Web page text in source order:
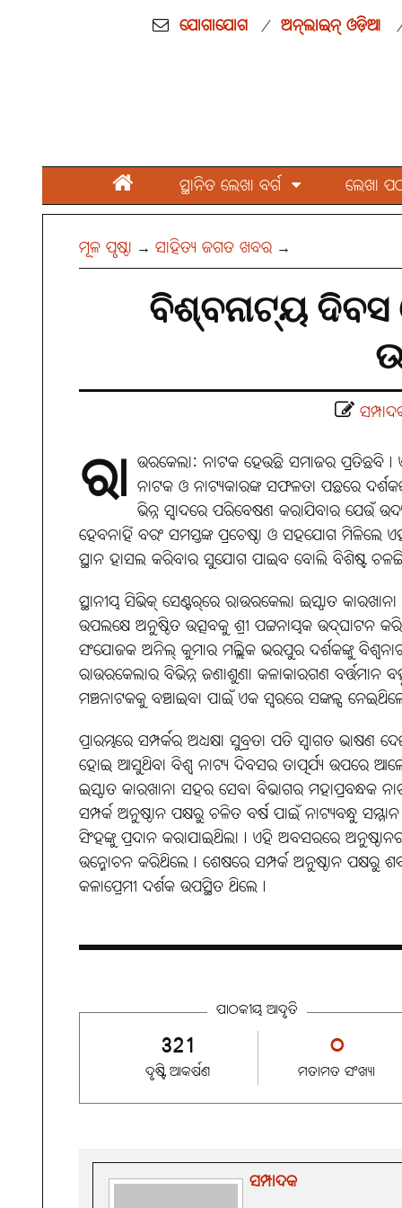
ଯୋଗାଯୋଗ / ଅନ୍‌ଲାଇନ୍ ଓଡ଼ିଆ
ସ୍ଥାନିତ ଲେଖା ବର୍ଗ ଲେଖା
ମୂଳ ପୃଷ୍ଠା → ସାହିତ୍ୟ ଜଗତ ଖବର →
ବିଶ୍ବନାଟ୍ୟ
ରା ଉରକେଲା: ନାଟକ ହେଉଛି ସମାଜର
ନାଟକ ଓ ନାଟ୍ୟକାରଙ୍କ ସଫଳତା ପଛରେ
ଭିନ୍ନ ସ୍ବାଦରେ ପରିବେଷଣ କରାଯିବାର ଯେଉଁ
ହେବନାହିଁ ବରଂ ସମସ୍ତଙ୍କ ପ୍ରଚେଷ୍ଠା ଓ ସହଯୋଗ ମିଳିଲେ
ସ୍ଥାନ ହାସଲ କରିବାର ସୁଯୋଗ ପାଇବ ବୋଲି ବିଶିଷ୍ଟ
ସ୍ଥାନୀୟ ସିଭିକ୍ ସେଣ୍ଟର୍‌ରେ ରାଉରକେଲା ଇସ୍ପାତ
ଉପଲକ୍ଷେ ଅନୁଷ୍ଠିତ ଉତ୍ସବକୁ ଶ୍ରୀ ପଟ୍ଟନାୟକ
ସଂଯୋଜକ ଅନିଲ୍ କୁମାର ମଲ୍ଲିକ ଭରପୁର ଦର୍ଶକଙ୍କୁ
ରାଉରକେଲାର ବିଭିନ୍ନ ଜଣାଶୁଣା କଳାକାରଗଣ ବର୍ତ୍ତମାନ
ମଞ୍ଚନାଟକକୁ ବଞ୍ଚାଇବା ପାଇଁ ଏକ ସ୍ବରରେ ସଙ୍କଳ୍ପ
ପ୍ରାରମ୍ଭରେ ସମ୍ପର୍କର ଅଧ୍ୟକ୍ଷା ସୁବ୍ରତା ପତି ସ୍ବାଗତ ଭାଷଣ
ହୋଇ ଆସୁଥିବା ବିଶ୍ବ ନାଟ୍ୟ ଦିବସର ତାତ୍ପର୍ଯ୍ୟ ଉପରେ
ଇସ୍ପାତ କାରଖାନା ସହର ସେବା ବିଭାଗର
ସମ୍ପର୍କ ଅନୁଷ୍ଠାନ ପକ୍ଷରୁ ଚଳିତ ବର୍ଷ ପାଇଁ ନାଟ୍ୟବନ୍ଧୁ
ସିଂହଙ୍କୁ ପ୍ରଦାନ କରାଯାଇଥିଲା୤ ଏହି ଅବସରରେ
ଉନ୍ମୋଚନ କରିଥିଲେ୤ ଶେଷରେ ସମ୍ପର୍କ ଅନୁଷ୍ଠାନ
କଳାପ୍ରେମୀ ଦର୍ଶକ ଉପସ୍ଥିତ ଥିଲେ୤
ପାଠକୀୟ ଆଦୃତି
321
ଦୃଷ୍ଟି ଆକର୍ଷଣ
୦
ମତାମତ ସଂଖ୍ୟା
ସମ୍ପାଦକ